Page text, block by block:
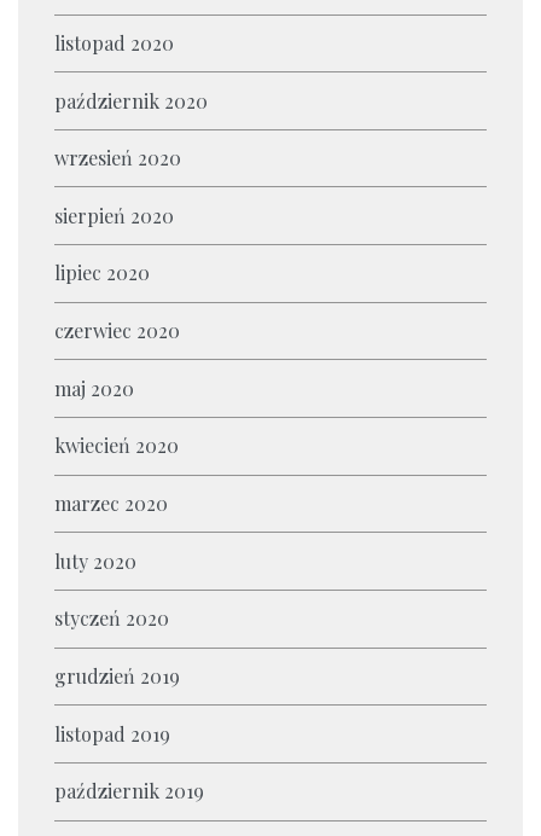
listopad 2020
październik 2020
wrzesień 2020
sierpień 2020
lipiec 2020
czerwiec 2020
maj 2020
kwiecień 2020
marzec 2020
luty 2020
styczeń 2020
grudzień 2019
listopad 2019
październik 2019